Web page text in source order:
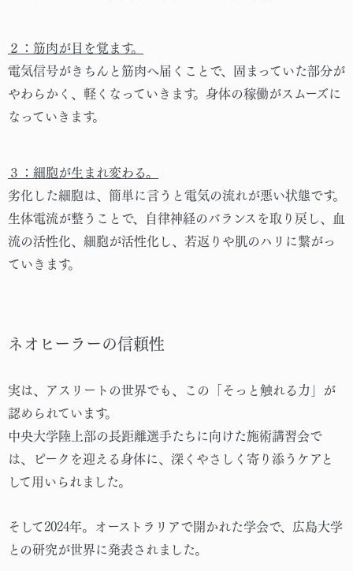
２：筋肉が目を覚ます。
電気信号がきちんと筋肉へ届くことで、固まっていた部分が
やわらかく、軽くなっていきます。身体の稼働がスムーズに
なっていきます。
３：細胞が生まれ変わる。
劣化した細胞は、簡単に言うと電気の流れが悪い状態です。
生体電流が整うことで、自律神経のバランスを取り戻し、血
流の活性化、細胞が活性化し、若返りや肌のハリに繋がっ
ていきます。
ネオヒーラーの信頼性
実は、アスリートの世界でも、この「そっと触れる力」が
認められています。
中央大学陸上部の長距離選手たちに向けた施術講習会で
は、ピークを迎える身体に、深くやさしく寄り添うケアと
して用いられました。
そして2024年。オーストラリアで開かれた学会で、広島大学
との研究が世界に発表されました。